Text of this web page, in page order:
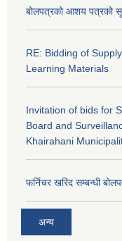
बोलपत्रको आशय पत्रको
RE: Bidding of
Learning Materials
Invitation of bids for
Board and
Khairahani
फर्निचर खरिद सम्बन्धी
अन्य